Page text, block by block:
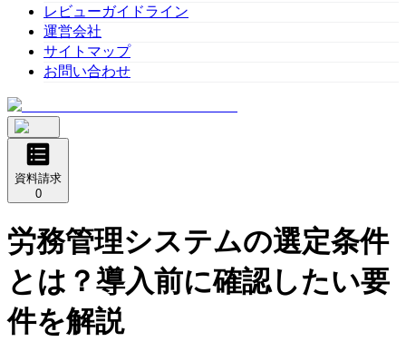
レビューガイドライン
運営会社
サイトマップ
お問い合わせ
資料請求
0
労務管理システムの選定条件
とは？導入前に確認したい要
件を解説